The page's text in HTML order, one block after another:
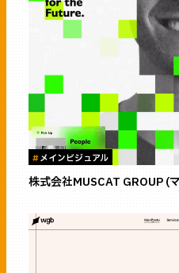
#メインビジュアル
株式会社MUSCAT GROUP (